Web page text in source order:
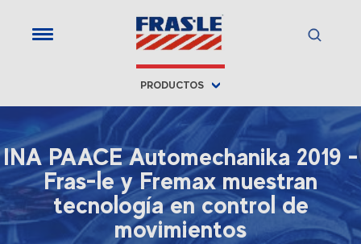
PRODUCTOS
INA PAACE Automechanika 2019 -
Fras-le y Fremax muestran
tecnología en control de
movimientos